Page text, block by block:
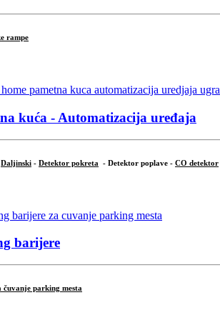
rampe
kuća - Automatizacija uređaja
Daljinski - Detektor pokreta - Detektor poplave - CO detektor
barijere
čuvanje parking mesta